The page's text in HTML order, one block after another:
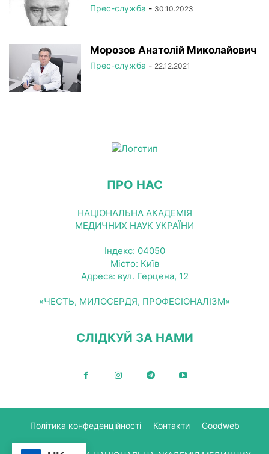
Прес-служба - 30.10.2023
Морозов Анатолій Миколайович
Прес-служба - 22.12.2021
ПРО НАС
НАЦІОНАЛЬНА АКАДЕМІЯ
МЕДИЧНИХ НАУК УКРАЇНИ
Індекс: 04050
Місто: Київ
Адреса: вул. Герцена, 12
«ЧЕСТЬ, МИЛОСЕРДЯ, ПРОФЕСІОНАЛІЗМ»
СЛІДКУЙ ЗА НАМИ
Політика конфеденційності Контакти Goodweb